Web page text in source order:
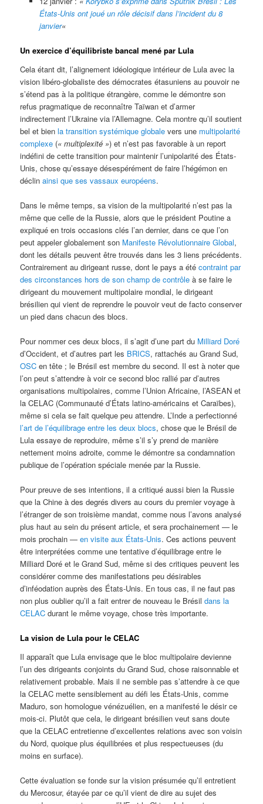
États-Unis ont joué un rôle décisif dans l’incident du 8
janvier«
Un exercice d’équilibriste bancal mené par Lula
Cela étant dit, l’alignement idéologique intérieur de Lula avec la
vision libéro-globaliste des démocrates étasuniens au pouvoir ne
s’étend pas à la politique étrangère, comme le démontre son
refus pragmatique de reconnaître Taïwan et d’armer
indirectement l’Ukraine via l’Allemagne. Cela montre qu’il soutient
bel et bienla transition systémique globale vers une multipolarité
complexe (« multiplexité ») et n’est pas favorable à un report
indéfini de cette transition pour maintenir l’unipolarité des États-
Unis, chose qu’essaye désespérément de faire l’hégémon en
déclinainsi que ses vassaux européens.
Dans le même temps, sa vision de la multipolarité n’est pas la
même que celle de la Russie, alors que le président Poutine a
expliqué en trois occasions clés l’an dernier, dans ce que l’on
peut appeler globalement son Manifeste Révolutionnaire Global,
dont les détails peuvent être trouvés dans les 3 liens précédents.
Contrairement au dirigeant russe, dont le pays a étécontraint par
des circonstances hors de son champ de contrôle à se faire le
dirigeant du mouvement multipolaire mondial, le dirigeant
brésilien qui vient de reprendre le pouvoir veut de facto conserver
un pied dans chacun des blocs.
Pour nommer ces deux blocs, il s’agit d’une part du Milliard Doré
d’Occident, et d’autres part les BRICS, rattachés au Grand Sud,
OSC en tête ; le Brésil est membre du second. Il est à noter que
l’on peut s’attendre à voir ce second bloc rallié par d’autres
organisations multipolaires, comme l’Union Africaine, l’ASEAN et
la CELAC (Communauté d’États latino-américains et Caraïbes),
même si cela se fait quelque peu attendre. L’Inde a perfectionné
l’art de l’équilibrage entre les deux blocs, chose que le Brésil de
Lula essaye de reproduire, même s’il s’y prend de manière
nettement moins adroite, comme le démontre sa condamnation
publique de l’opération spéciale menée par la Russie.
Pour preuve de ses intentions, il a critiqué aussi bien la Russie
que la Chine à des degrés divers au cours du premier voyage à
l’étranger de son troisième mandat, comme nous l’avons analysé
plus haut au sein du présent article, et sera prochainement — le
mois prochain —en visite aux États-Unis. Ces actions peuvent
être interprétées comme une tentative d’équilibrage entre le
Milliard Doré et le Grand Sud, même si des critiques peuvent les
considérer comme des manifestations peu désirables
d’inféodation auprès des États-Unis. En tous cas, il ne faut pas
non plus oublier qu’il a fait entrer de nouveau le Brésildans la
CELAC durant le même voyage, chose très importante.
La vision de Lula pour le CELAC
Il apparaît que Lula envisage que le bloc multipolaire devienne
l’un des dirigeants conjoints du Grand Sud, chose raisonnable et
relativement probable. Mais il ne semble pas s’attendre à ce que
la CELAC mette sensiblement au défi les États-Unis, comme
Maduro, son homologue vénézuélien, en a manifesté le désir ce
mois-ci. Plutôt que cela, le dirigeant brésilien veut sans doute
que la CELAC entretienne d’excellentes relations avec son voisin
du Nord, quoique plus équilibrées et plus respectueuses (du
moins en surface).
Cette évaluation se fonde sur la vision présumée qu’il entretient
du Mercosur, étayée par ce qu’il vient de dire au sujet des